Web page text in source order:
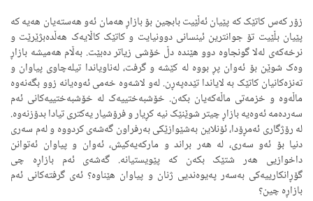
زۆر کەس کاتێک کە پێیان ئەڵێیت بابچین بۆ بازاڕ هەمان ئەو هەستەیان هەیە کە
پێیان بڵێیت تۆ جوانترین ئینسانی دوونیایت و کاتێک کاڵایەک هەڵدەبژێرێت و
نرخەکەی لەلا گونجاوە دوو هێندە دڵ خۆشی زیاتر دەبێت. بەڵام هەمیشە بازاڕ
وەک شوێن بۆ ئەوان پڕ بووە لە کێشە و گرفت، لەناویاندا تیلەچاوی پیاوان و
تەنزەکانیان کاتێک بە لایاندا تێدەپەڕن. لەو لاشەوە خەمی ئەوەیانە زوو بگەنەوە
ماڵەوە و خزمەتی ماڵەکەیان بکەن. خۆشبەختییەک لە خۆشبەختییەکانی ئەم
سەردەمە ئەوەیە بازاڕ چیتر شوێنێک نیە کڕیار و فرۆشیار یەکتری تیادا بدۆزنەوە.
لە رۆژگاری ئەمڕۆدا، ئۆنلاین بەشێوازێکی بەرفراون گەشەی کردووە و لەم سەری
دنیا بۆ ئەو سەری، لە هەر براند و مارکەیەکیش، ئەوان و پیاوان ئەتوانن
داخوازیی هەر شتێک بکەن کە پێویستیانە. گەشەی ئەم بازاڕە چی
گۆڕانکارییەکی بەسەر پەیوەندیی ژنان و پیاوان هێناوە؟ ئەی گرفتەکانی ئەم
بازاڕە چین؟